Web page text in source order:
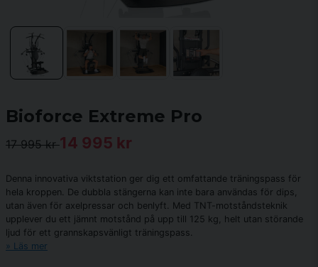
Bioforce Extreme Pro
17 995 kr14 995 kr
Denna innovativa viktstation ger dig ett omfattande träningspass för
hela kroppen. De dubbla stängerna kan inte bara användas för dips,
utan även för axelpressar och benlyft. Med TNT-motståndsteknik
upplever du ett jämnt motstånd på upp till 125 kg, helt utan störande
ljud för ett grannskapsvänligt träningspass.
Läs mer